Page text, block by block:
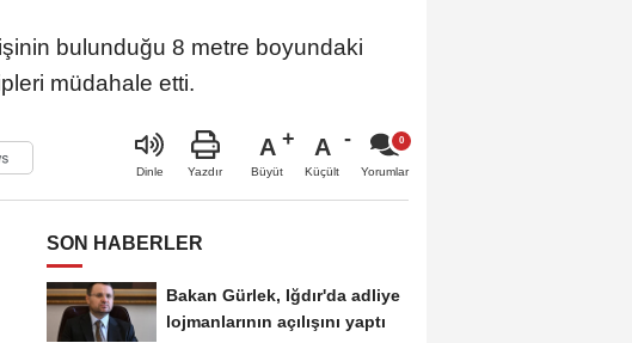
bulunduğu 8 metre boyundaki
müdahale etti.
Dinle Yazdır
A
Büyüt
A
Küçült Yorumlar
SON HABERLER
Bakan Gürlek, Iğdır'da adliye
lojmanlarının açılışını yaptı